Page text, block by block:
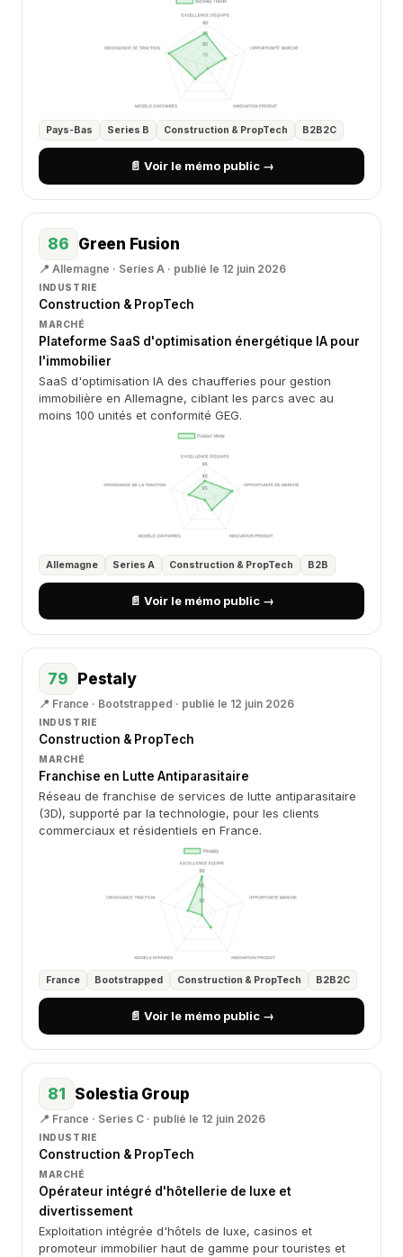
Pays-Bas Series B Construction & PropTech B2B2C
📄 Voir le mémo public →
86 Green Fusion
📍 Allemagne · Series A · publié le 12 juin 2026
INDUSTRIE
Construction & PropTech
MARCHÉ
Plateforme SaaS d'optimisation énergétique IA pour
l'immobilier
SaaS d'optimisation IA des chaufferies pour gestion
immobilière en Allemagne, ciblant les parcs avec au
moins 100 unités et conformité GEG.
Allemagne Series A Construction & PropTech B2B
📄 Voir le mémo public →
79 Pestaly
📍 France · Bootstrapped · publié le 12 juin 2026
INDUSTRIE
Construction & PropTech
MARCHÉ
Franchise en Lutte Antiparasitaire
Réseau de franchise de services de lutte antiparasitaire
(3D), supporté par la technologie, pour les clients
commerciaux et résidentiels en France.
France Bootstrapped Construction & PropTech B2B2C
📄 Voir le mémo public →
81 Solestia Group
📍 France · Series C · publié le 12 juin 2026
INDUSTRIE
Construction & PropTech
MARCHÉ
Opérateur intégré d'hôtellerie de luxe et
divertissement
Exploitation intégrée d'hôtels de luxe, casinos et
promoteur immobilier haut de gamme pour touristes et